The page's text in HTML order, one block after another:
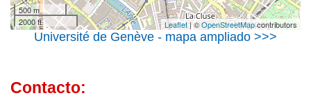
500 m
2000 ft
Leaflet | ©OpenStreetMapcontributors
Université de Genève - mapa ampliado >>>
Contacto: